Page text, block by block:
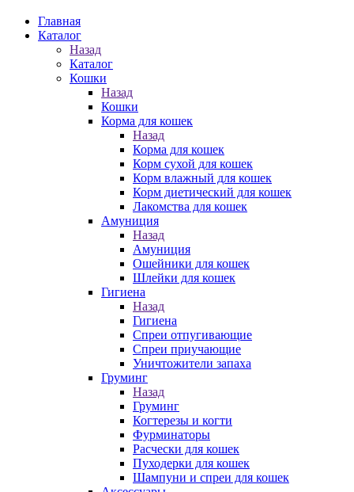
Главная
Каталог
Назад
Каталог
Кошки
Назад
Кошки
Корма для кошек
Назад
Корма для кошек
Корм сухой для кошек
Корм влажный для кошек
Корм диетический для кошек
Лакомства для кошек
Амуниция
Назад
Амуниция
Ошейники для кошек
Шлейки для кошек
Гигиена
Назад
Гигиена
Спреи отпугивающие
Спреи приучающие
Уничтожители запаха
Груминг
Назад
Груминг
Когтерезы и когти
Фурминаторы
Расчески для кошек
Пуходерки для кошек
Шампуни и спреи для кошек